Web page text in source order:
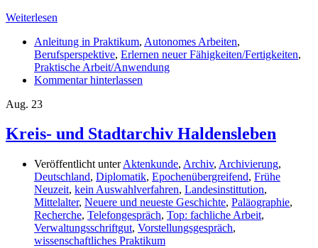
Weiterlesen
Anleitung in Praktikum, Autonomes Arbeiten,
Berufsperspektive, Erlernen neuer Fähigkeiten/Fertigkeiten,
Praktische Arbeit/Anwendung
Kommentar hinterlassen
Aug. 23
Kreis- und Stadtarchiv Haldensleben
Veröffentlicht unterAktenkunde, Archiv, Archivierung,
Deutschland, Diplomatik, Epochenübergreifend, Frühe
Neuzeit, kein Auswahlverfahren, Landesinstittution,
Mittelalter, Neuere und neueste Geschichte, Paläographie,
Recherche, Telefongespräch, Top: fachliche Arbeit,
Verwaltungsschriftgut, Vorstellungsgespräch,
wissenschaftliches Praktikum